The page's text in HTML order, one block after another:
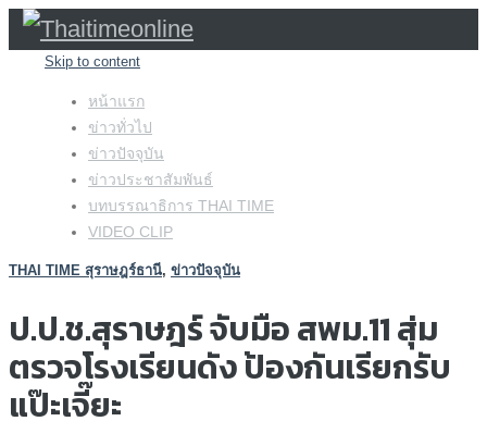
Skip to content
หน้าแรก
ข่าวทั่วไป
ข่าวปัจจุบัน
ข่าวประชาสัมพันธ์
บทบรรณาธิการ THAI TIME
VIDEO CLIP
THAI TIME สุราษฎร์ธานี, ข่าวปัจจุบัน
ป.ป.ช.สุราษฎร์ จับมือ สพม.11 สุ่ม
ตรวจโรงเรียนดัง ป้องกันเรียกรับ
แป๊ะเจี๊ยะ